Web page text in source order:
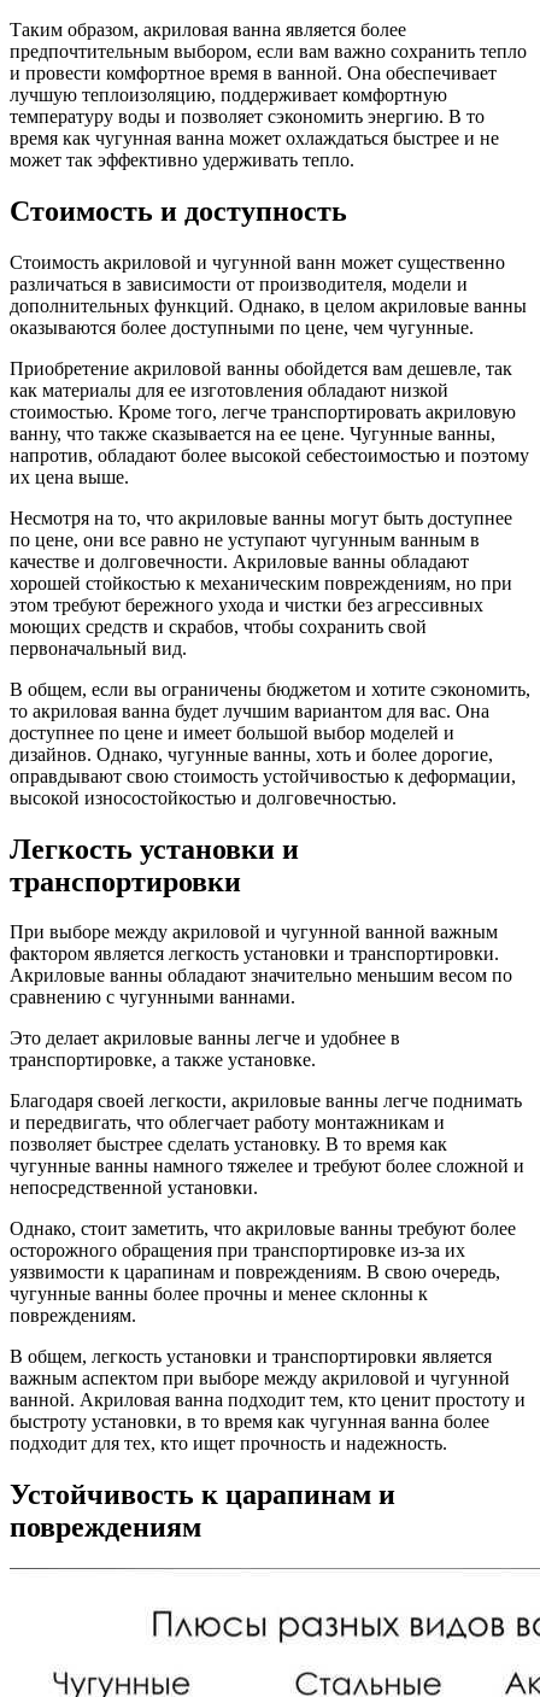
Таким образом, акриловая ванна является более
предпочтительным выбором, если вам важно сохранить тепло
и провести комфортное время в ванной. Она обеспечивает
лучшую теплоизоляцию, поддерживает комфортную
температуру воды и позволяет сэкономить энергию. В то
время как чугунная ванна может охлаждаться быстрее и не
может так эффективно удерживать тепло.
Стоимость и доступность
Стоимость акриловой и чугунной ванн может существенно
различаться в зависимости от производителя, модели и
дополнительных функций. Однако, в целом акриловые ванны
оказываются более доступными по цене, чем чугунные.
Приобретение акриловой ванны обойдется вам дешевле, так
как материалы для ее изготовления обладают низкой
стоимостью. Кроме того, легче транспортировать акриловую
ванну, что также сказывается на ее цене. Чугунные ванны,
напротив, обладают более высокой себестоимостью и поэтому
их цена выше.
Несмотря на то, что акриловые ванны могут быть доступнее
по цене, они все равно не уступают чугунным ванным в
качестве и долговечности. Акриловые ванны обладают
хорошей стойкостью к механическим повреждениям, но при
этом требуют бережного ухода и чистки без агрессивных
моющих средств и скрабов, чтобы сохранить свой
первоначальный вид.
В общем, если вы ограничены бюджетом и хотите сэкономить,
то акриловая ванна будет лучшим вариантом для вас. Она
доступнее по цене и имеет большой выбор моделей и
дизайнов. Однако, чугунные ванны, хоть и более дорогие,
оправдывают свою стоимость устойчивостью к деформации,
высокой износостойкостью и долговечностью.
Легкость установки и
транспортировки
При выборе между акриловой и чугунной ванной важным
фактором является легкость установки и транспортировки.
Акриловые ванны обладают значительно меньшим весом по
сравнению с чугунными ваннами.
Это делает акриловые ванны легче и удобнее в
транспортировке, а также установке.
Благодаря своей легкости, акриловые ванны легче поднимать
и передвигать, что облегчает работу монтажникам и
позволяет быстрее сделать установку. В то время как
чугунные ванны намного тяжелее и требуют более сложной и
непосредственной установки.
Однако, стоит заметить, что акриловые ванны требуют более
осторожного обращения при транспортировке из-за их
уязвимости к царапинам и повреждениям. В свою очередь,
чугунные ванны более прочны и менее склонны к
повреждениям.
В общем, легкость установки и транспортировки является
важным аспектом при выборе между акриловой и чугунной
ванной. Акриловая ванна подходит тем, кто ценит простоту и
быстроту установки, в то время как чугунная ванна более
подходит для тех, кто ищет прочность и надежность.
Устойчивость к царапинам и
повреждениям